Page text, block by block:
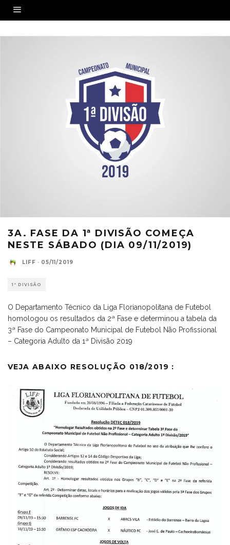
3A. FASE DA 1ª DIVISÃO COMEÇA
NESTE SÁBADO (DIA 09/11/2019)
LIFF · 05/11/2019
1ª DIVISÃO
O Departamento Técnico da Liga Florianopolitana de Futebol
homologou os resultados da 2ª Fase e determinou a tabela da
3ª Fase do Campeonato Municipal de Futebol Não Profissional
– Categoria Adulto da 1ª Divisão 2019
VEJA ABAIXO RESOLUÇÃO 018/2019 :